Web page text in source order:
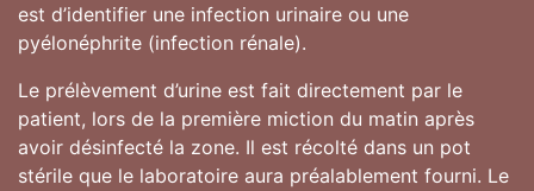
est d’identifier une infection urinaire ou une
pyélonéphrite (infection rénale).
Le prélèvement d’urine est fait directement par le
patient, lors de la première miction du matin après
avoir désinfecté la zone. Il est récolté dans un pot
stérile que le laboratoire aura préalablement fourni. Le